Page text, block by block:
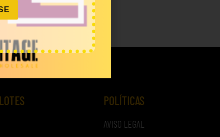
POLÍTICAS
AVISO LEGAL